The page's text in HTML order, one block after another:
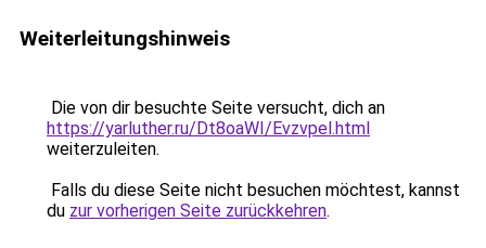
Weiterleitungshinweis
Die von dir besuchte Seite versucht, dich an
https://yarluther.ru/Dt8oaWI/Evzvpel.html
weiterzuleiten.
Falls du diese Seite nicht besuchen möchtest, kannst
du zur vorherigen Seite zurückkehren.